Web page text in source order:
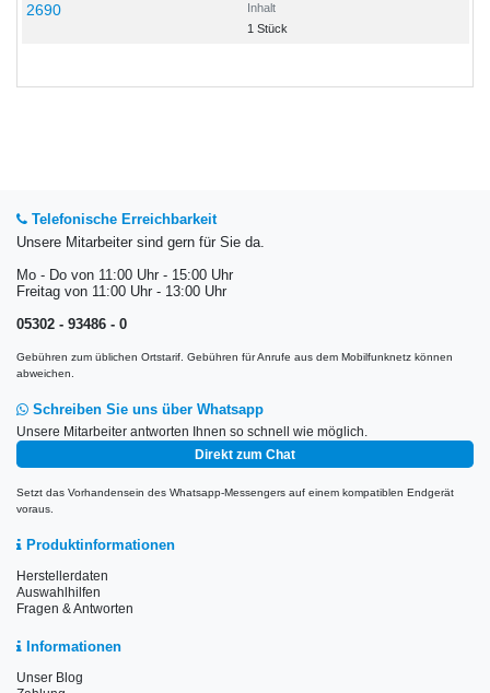
2690
Inhalt
1 Stück
Telefonische Erreichbarkeit
Unsere Mitarbeiter sind gern für Sie da.
Mo - Do von 11:00 Uhr - 15:00 Uhr
Freitag von 11:00 Uhr - 13:00 Uhr
05302 - 93486 - 0
Gebühren zum üblichen Ortstarif. Gebühren für Anrufe aus dem Mobilfunknetz können
abweichen.
Schreiben Sie uns über Whatsapp
Unsere Mitarbeiter antworten Ihnen so schnell wie möglich.
Direkt zum Chat
Setzt das Vorhandensein des Whatsapp-Messengers auf einem kompatiblen Endgerät
voraus.
Produktinformationen
Herstellerdaten
Auswahlhilfen
Fragen & Antworten
Informationen
Unser Blog